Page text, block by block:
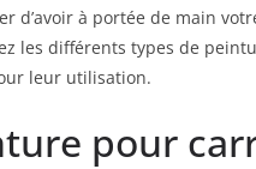
d’avoir à portée de main
les différents types de
leur utilisation.
pour